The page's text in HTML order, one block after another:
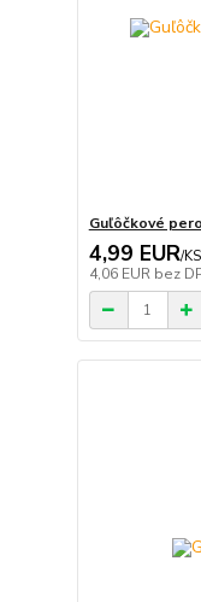
Guľôčkové
4,99 EUR/KS
4,06 EUR bez